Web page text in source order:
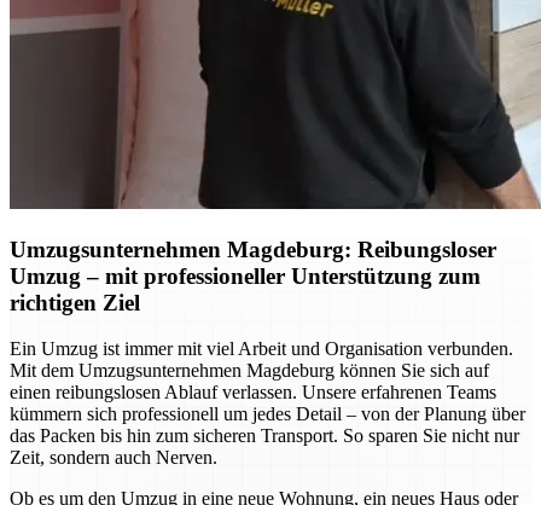
Umzugsunternehmen Magdeburg: Reibungsloser
Umzug – mit professioneller Unterstützung zum
richtigen Ziel
Ein Umzug ist immer mit viel Arbeit und Organisation verbunden.
Mit dem Umzugsunternehmen Magdeburg können Sie sich auf
einen reibungslosen Ablauf verlassen. Unsere erfahrenen Teams
kümmern sich professionell um jedes Detail – von der Planung über
das Packen bis hin zum sicheren Transport. So sparen Sie nicht nur
Zeit, sondern auch Nerven.
Ob es um den Umzug in eine neue Wohnung, ein neues Haus oder